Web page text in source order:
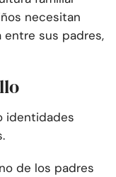
necesitan
sus padres,
identidades
de los padres